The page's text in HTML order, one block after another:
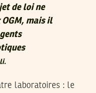
de loi ne
OGM, mais il
laboratoires : le